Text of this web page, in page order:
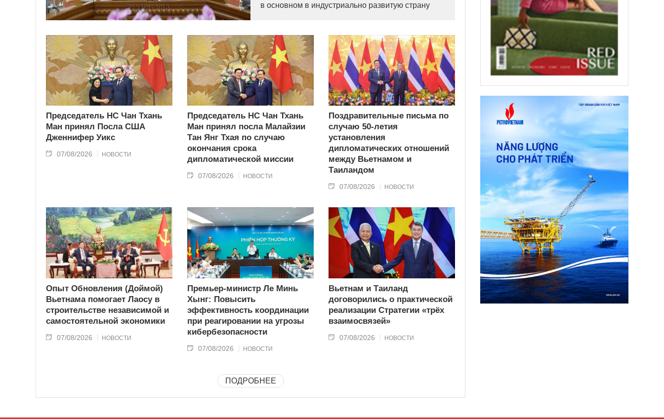
в основном в индустриально развитую страну
Председатель НС Чан Тхань
Ман принял Посла США
Дженнифер Уикс
07/08/2026 НОВОСТИ
Председатель НС Чан Тхань
Ман принял посла Малайзии
Тан Янг Тхая по случаю
окончания срока
дипломатической миссии
07/08/2026 НОВОСТИ
Поздравительные письма по
случаю 50-летия
установления
дипломатических отношений
между Вьетнамом и
Таиландом
07/08/2026 НОВОСТИ
Опыт Обновления (Доймой)
Вьетнама помогает Лаосу в
строительстве независимой и
самостоятельной экономики
07/08/2026 НОВОСТИ
Премьер-министр Ле Минь
Хынг: Повысить
эффективность координации
при реагировании на угрозы
кибербезопасности
07/08/2026 НОВОСТИ
Вьетнам и Таиланд
договорились о практической
реализации Стратегии «трёх
взаимосвязей»
07/08/2026 НОВОСТИ
ПОДРОБНЕЕ